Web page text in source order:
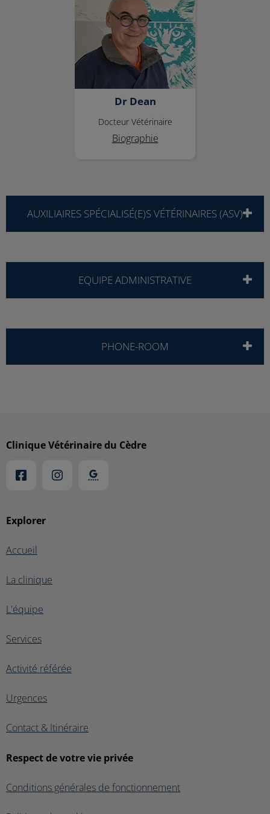
Dr Dean
Docteur Vétérinaire
Biographie
AUXILIAIRES SPÉCIALISÉ(E)S VÉTÉRINAIRES (ASV)
EQUIPE ADMINISTRATIVE
PHONE-ROOM
Explorer
Accueil
La clinique
L'équipe
Services
Activité référée
Urgences
Contact & Itinéraire
Respect de votre vie privée
Conditions générales de fonctionnement
Clinique Vétérinaire du Cèdre